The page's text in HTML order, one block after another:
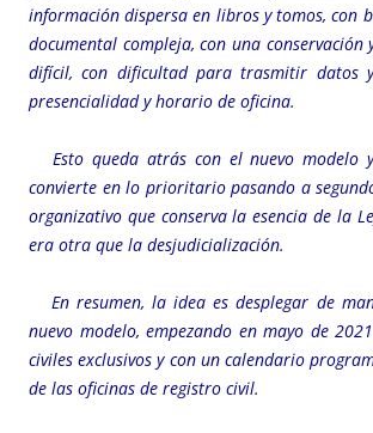
información dispersa en libros y tomos, con
documental compleja, con una conservación
difícil, con dificultad para trasmitir datos
presencialidad y horario de oficina.
Esto queda atrás con el nuevo modelo
convierte en lo prioritario pasando a
organizativo que conserva la esencia de la
era otra que la desjudicialización.
En resumen, la idea es desplegar de
nuevo modelo, empezando en mayo de
civiles exclusivos y con un calendario
de las oficinas de registro civil.